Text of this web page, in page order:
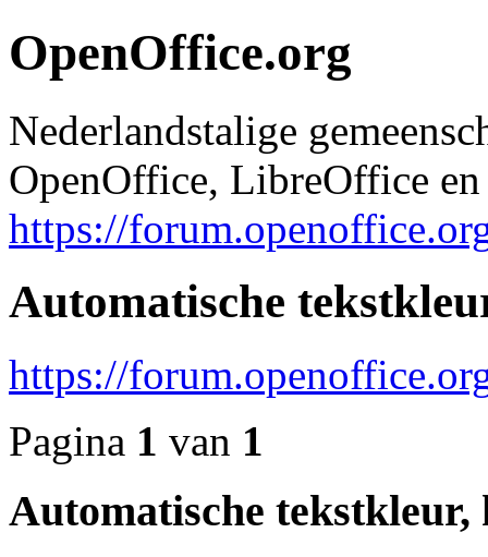
OpenOffice.org
Nederlandstalige
OpenOffice, LibreOffice
https://
Automatische
https://
Pagina 1 van 1
Automatische tekstkleur,